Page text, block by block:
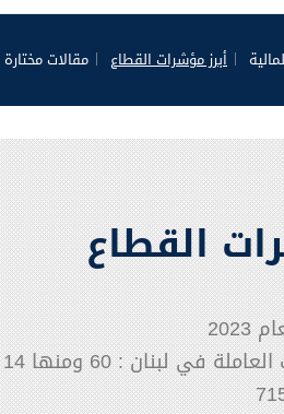
أبرز مؤشرات القطاع مقالات مختارة
القطاع
لبنان : 60 ومنها 14 مصرف أعمال